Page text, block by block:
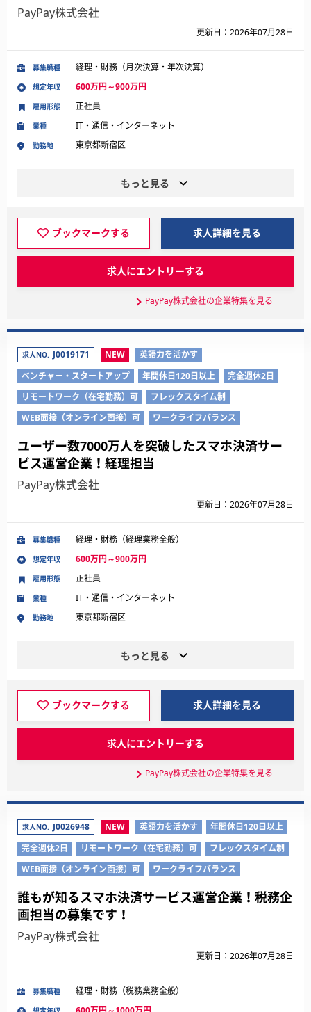
PayPay株式会社
更新日：2026年07月28日
募集職種 経理・財務（月次決算・年次決算）
想定年収 600万円～900万円
業種 IT・通信・インターネット
勤務地 東京都新宿区
雇用形態 正社員
もっと見る
ブックマークする 求人詳細を見る
求人にエントリーする
PayPay株式会社の企業特集を見る
求人NO. J0019171 NEW
英語力を活かす
ベンチャー・スタートアップ
年間休日120日以上
完全週休2日
リモートワーク（在宅勤務）可
フレックスタイム制
WEB面接（オンライン面接）可
ワークライフバランス
ユーザー数7000万人を突破したスマホ決済サー
ビス運営企業！経理担当
PayPay株式会社
更新日：2026年07月28日
募集職種 経理・財務（経理業務全般）
想定年収 600万円～900万円
業種 IT・通信・インターネット
勤務地 東京都新宿区
雇用形態 正社員
もっと見る
ブックマークする 求人詳細を見る
求人にエントリーする
PayPay株式会社の企業特集を見る
求人NO. J0026948 NEW 英語力を活かす
年間休日120日以上
完全週休2日
リモートワーク（在宅勤務）可
フレックスタイム制
WEB面接（オンライン面接）可
ワークライフバランス
誰もが知るスマホ決済サービス運営企業！税務企
画担当の募集です！
PayPay株式会社
更新日：2026年07月28日
募集職種 経理・財務（税務業務全般）